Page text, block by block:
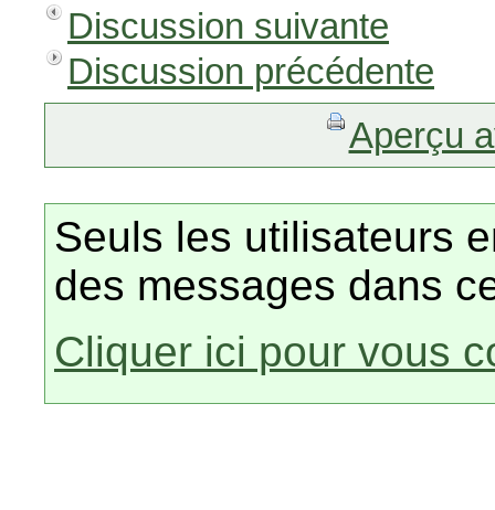
Discussion suivante
Discussion précédente
Aperçu
Seuls les utilisateurs
des messages dans
Cliquer ici pour vous